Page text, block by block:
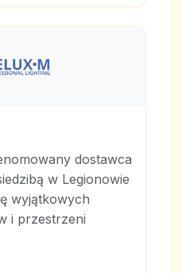
dostawca
w Legionowie
wyjątkowych
i przestrzeni